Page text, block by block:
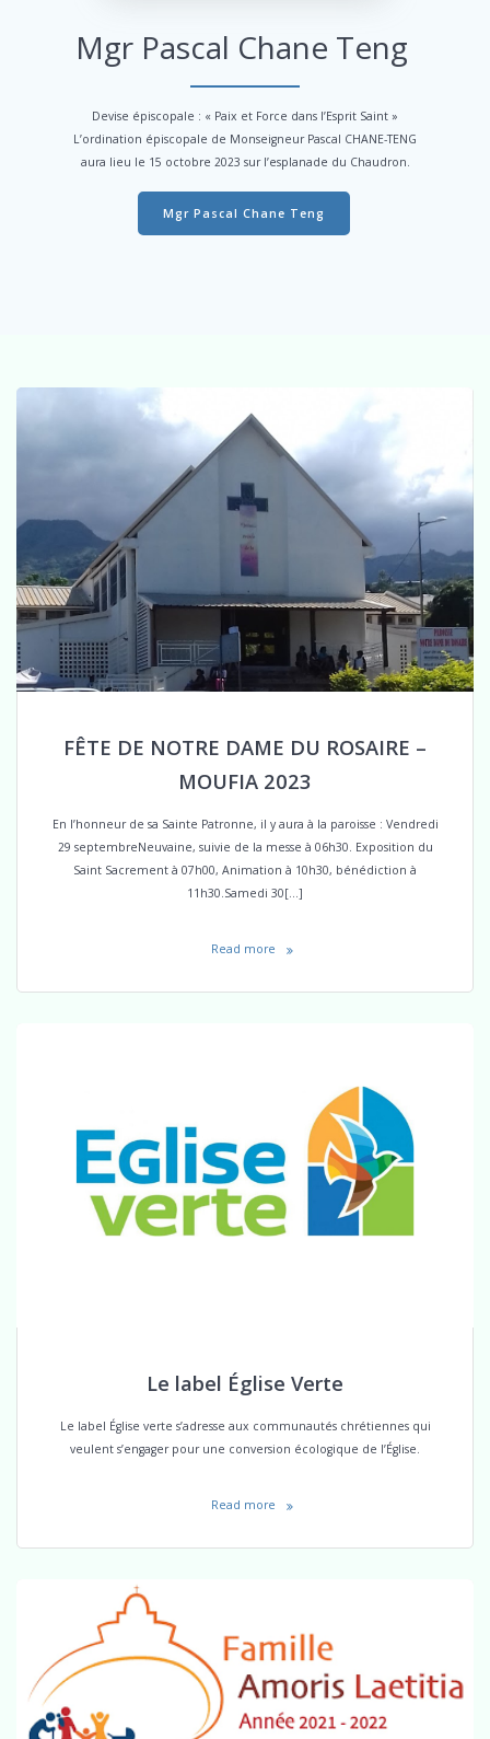
Mgr Pascal Chane Teng
Devise épiscopale : « Paix et Force dans l’Esprit Saint »
L’ordination épiscopale de Monseigneur Pascal CHANE-TENG
aura lieu le 15 octobre 2023 sur l’esplanade du Chaudron.
Mgr Pascal Chane Teng
FÊTE DE NOTRE DAME DU ROSAIRE –
MOUFIA 2023
En l’honneur de sa Sainte Patronne, il y aura à la paroisse : Vendredi
29 septembreNeuvaine, suivie de la messe à 06h30. Exposition du
Saint Sacrement à 07h00, Animation à 10h30, bénédiction à
11h30.Samedi 30[…]
Read more
Le label Église Verte
Le label Église verte s’adresse aux communautés chrétiennes qui
veulent s’engager pour une conversion écologique de l’Église.
Read more